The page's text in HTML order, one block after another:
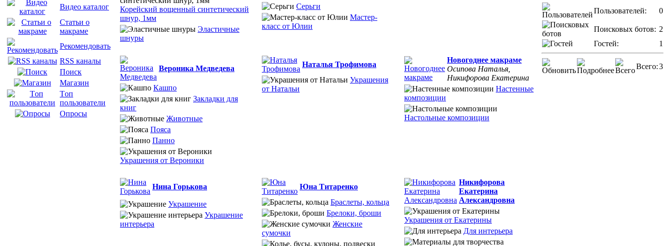
Видео каталог
Статьи о
макраме
Рекомендовать
RSS каналы
Поиск
Магазин
Tоп
пользователи
Опросы
Корейский вощенный синтетический
шнур, 1мм
Эластичные
шнуры
Серьги
Мастер-
класс от Юлии
Вероника Медведева
Кашпо
Закладки для
книг
Животные
Пояса
Панно
Украшения от Вероники
Наталья Трофимова
Украшения
от Натальи
Новогоднее макраме
Осипова Наталья,
Никифорова Екатерина
Настенные
композиции
Настольные композиции
Нина Горькова
Украшение
Украшение
интерьера
Юна Титаренко
Браслеты, кольца
Брелоки, броши
Женские
сумочки
Никифорова
Екатерина
Александровна
Украшения от Екатерины
Для интерьера
Пользователей: 0
Поисковых ботов: 2
Гостей:
1
Всего:3